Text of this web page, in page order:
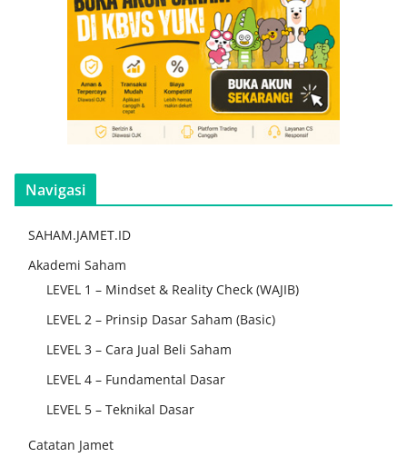
Navigasi
SAHAM.JAMET.ID
Akademi Saham
LEVEL 1 – Mindset & Reality Check (WAJIB)
LEVEL 2 – Prinsip Dasar Saham (Basic)
LEVEL 3 – Cara Jual Beli Saham
LEVEL 4 – Fundamental Dasar
LEVEL 5 – Teknikal Dasar
Catatan Jamet